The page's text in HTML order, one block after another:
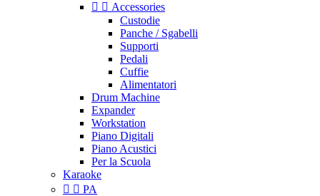
  Accessories
Custodie
Panche / Sgabelli
Supporti
Pedali
Cuffie
Alimentatori
Drum Machine
Expander
Workstation
Piano Digitali
Piano Acustici
Per la Scuola
Karaoke
  PA